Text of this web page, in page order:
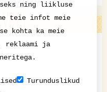
ning liikluse
teie infot meie
kohta ka meie
reklaami ja
Turunduslikud